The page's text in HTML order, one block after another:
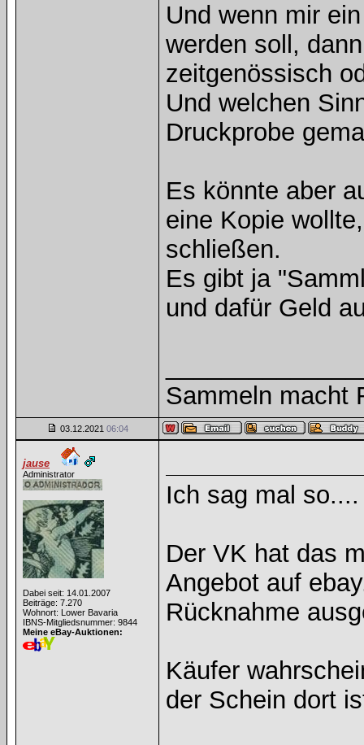
Und wenn mir
werden soll,
zeitgenössisch
Und welchen
Druckprobe
Es könnte aber
eine Kopie
schließen.
Es gibt ja
und dafür Geld
Sammeln macht
03.12.2021 06:04
jause
Administrator
Dabei seit: 14.01.2007
Beiträge: 7.270
Wohnort: Lower Bavaria
IBNS-Mitgliedsnummer: 9844
Meine eBay-Auktionen:
Ich sag mal so....
Der VK hat das
Angebot auf
Rücknahme
Käufer
der Schein dort